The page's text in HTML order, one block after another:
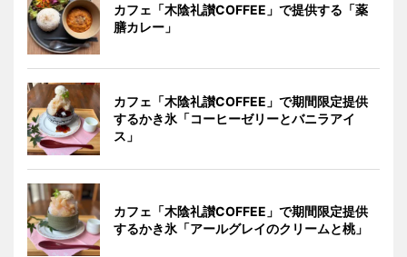
カフェ「木陰礼讃COFFEE」で提供する「薬
膳カレー」
カフェ「木陰礼讃COFFEE」で期間限定提供
するかき氷「コーヒーゼリーとバニラアイ
ス」
カフェ「木陰礼讃COFFEE」で期間限定提供
するかき氷「アールグレイのクリームと桃」